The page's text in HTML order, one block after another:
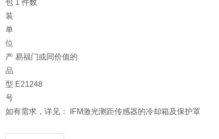
包
装
单
位
1 件数
产
品
易福门或同价值的
型
号
E21248
如有需求，详见： IFM激光测距传感器的冷却箱及保护罩